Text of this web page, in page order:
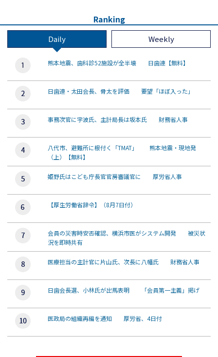
Ranking
Daily Weekly
熊本地震、歯科診52施設が全半壊 日歯連【無料】
日歯連・太田会長、骨太を評価 要望「ほぼ入った」
事務次官に宇波氏、主計局長は坂本氏 財務省人事
八代市、避難所に根付く「TMAT」 熊本地震・現地発
（上）【無料】
姫野氏はこども庁長官官房審議官に 厚労省人事
【厚生労働省辞令】（8月7日付）
会員の災害時安否確認、横浜市医がシステム開発 被災状
況を即時共有
医療担当の主計官に片山氏、次長に八幡氏 財務省人事
日歯会長選、小林氏が出馬表明 「会員第一主義」掲げ
医政局の組織再編を通知 厚労省、4日付